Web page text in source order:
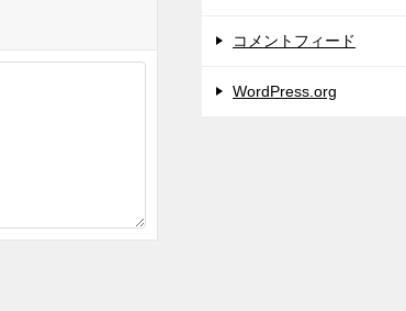
コメントフィード
WordPress.org